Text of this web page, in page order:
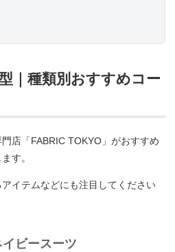
｜種類別おすすめコー
店「FABRIC TOKYO」がおすすめ
す。
イテムなどにも注目してください
ビースーツ